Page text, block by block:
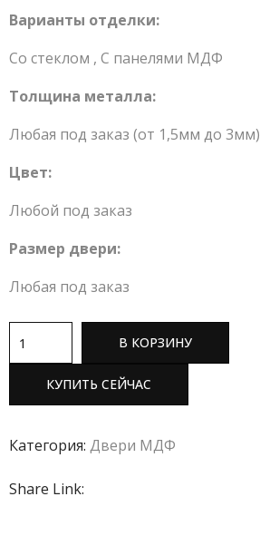
Варианты отделки:
Со стеклом , С панелями МДФ
Толщина металла:
Любая под заказ (от 1,5мм до 3мм)
Цвет:
Любой под заказ
Размер двери:
Любая под заказ
В КОРЗИНУ
КУПИТЬ СЕЙЧАС
Категория: Двери МДФ
Share Link: